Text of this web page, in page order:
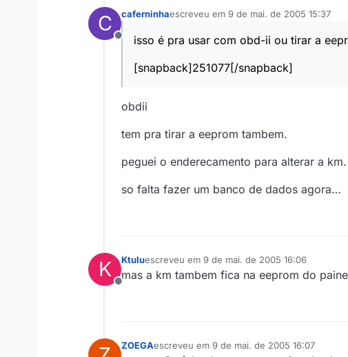
C
Offline
caferninhaescreveu em 9 de mai. de 2005 15:37
última edição por
isso é pra usar com obd-ii ou tirar a
[snapback]251077[/snapback]
obdii
tem pra tirar a eeprom tambem.
peguei o enderecamento para alterar a km.
so falta fazer um banco de dados agora…
K
Offline
Ktuluescreveu em 9 de mai. de 2005 16:06
última edição por
mas a km tambem fica na eeprom do
ZOEGAescreveu em 9 de mai. de 2005 16:07
última edição por